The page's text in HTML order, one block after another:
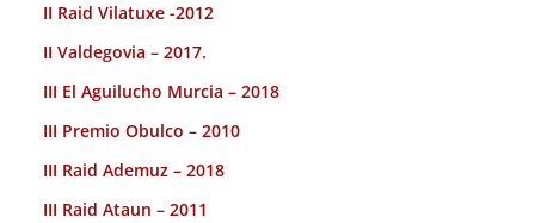
II Raid Vilatuxe -2012
II Valdegovia – 2017.
III El Aguilucho Murcia – 2018
III Premio Obulco – 2010
III Raid Ademuz – 2018
III Raid Ataun – 2011